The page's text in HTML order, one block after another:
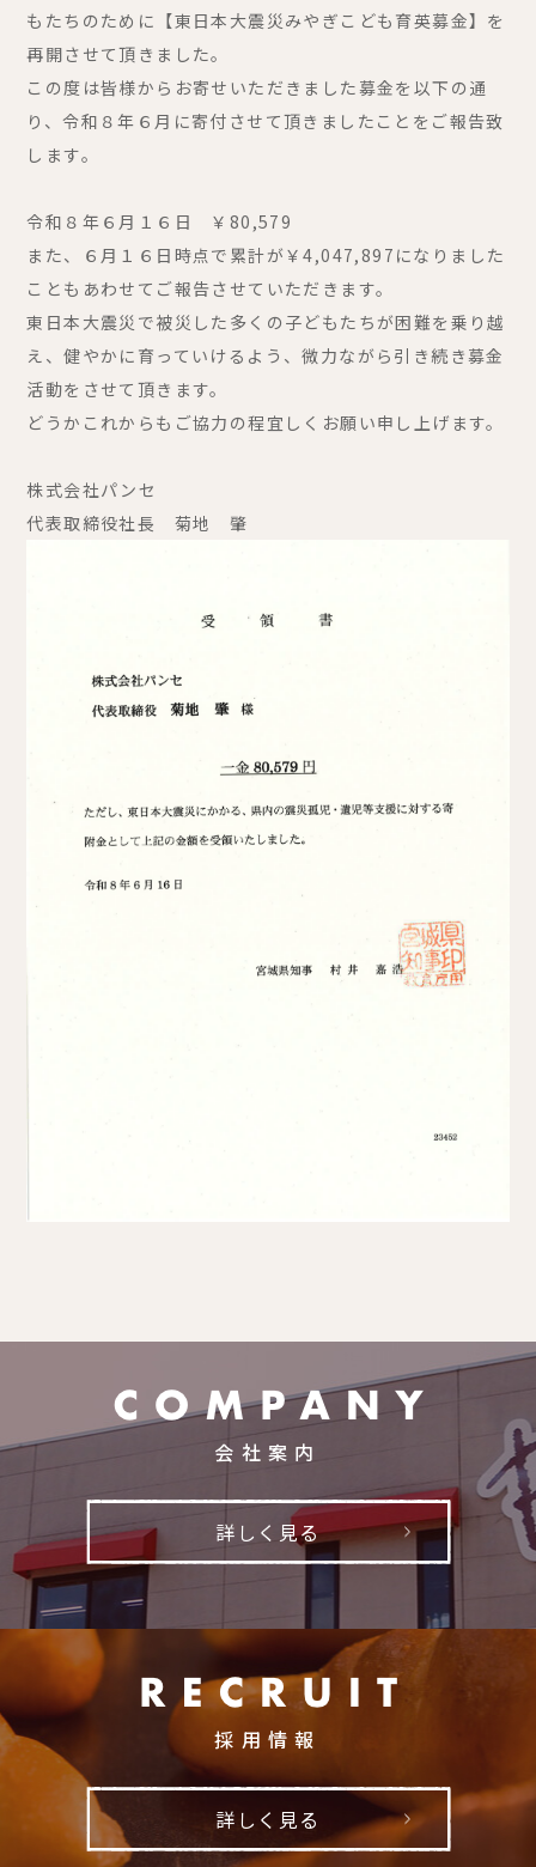
もたちのために【東日本大震災みやぎこども育英募金】を
再開させて頂きました。
この度は皆様からお寄せいただきました募金を以下の通
り、令和８年６月に寄付させて頂きましたことをご報告致
します。
令和８年６月１６日 ￥80,579
また、６月１６日時点で累計が￥4,047,897になりました
こともあわせてご報告させていただきます。
東日本大震災で被災した多くの子どもたちが困難を乗り越
え、健やかに育っていけるよう、微力ながら引き続き募金
活動をさせて頂きます。
どうかこれからもご協力の程宜しくお願い申し上げます。
株式会社パンセ
代表取締役社長 菊地 肇
会社案内
詳しく見る
採用情報
詳しく見る